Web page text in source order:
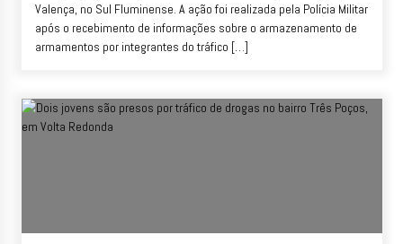
Valença, no Sul Fluminense. A ação foi realizada pela Polícia Militar
após o recebimento de informações sobre o armazenamento de
armamentos por integrantes do tráfico […]